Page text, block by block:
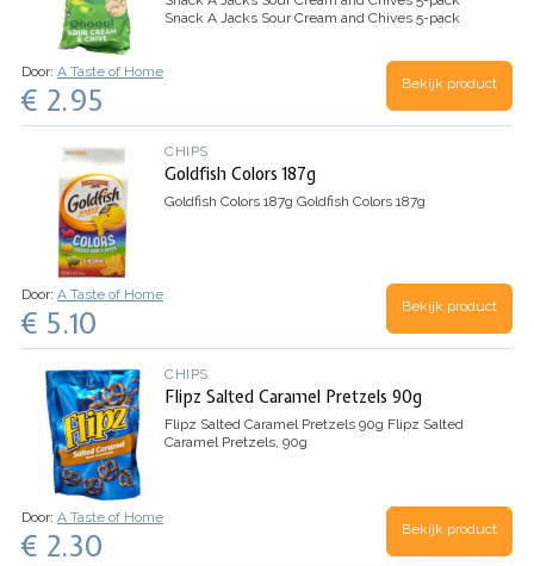
Snack A Jacks Sour Cream and Chives 5-pack
Door: A Taste of Home
€ 2.95 Bekijk product
CHIPS
Goldfish Colors 187g
Goldfish Colors 187g Goldfish Colors 187g
Door: A Taste of Home
€ 5.10 Bekijk product
CHIPS
Flipz Salted Caramel Pretzels 90g
Flipz Salted Caramel Pretzels 90g Flipz Salted
Caramel Pretzels, 90g
Door: A Taste of Home
€ 2.30 Bekijk product